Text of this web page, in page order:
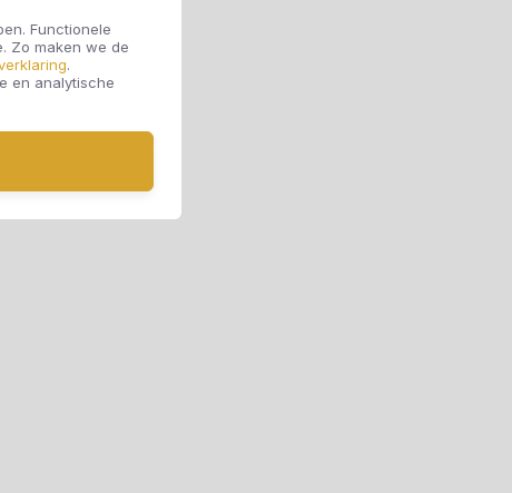
Functionele
Zo maken we de
.
en analytische